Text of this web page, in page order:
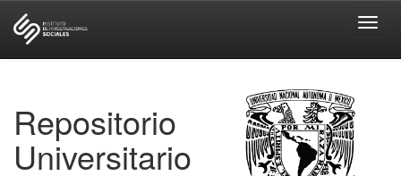
Repositorio
Universitario